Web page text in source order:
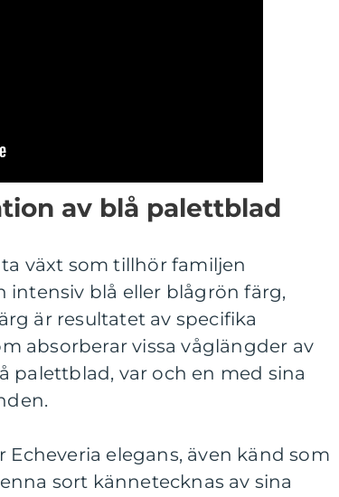
av blå palettblad
växt som tillhör familjen
intensiv blå eller blågrön färg,
är resultatet av specifika
absorberar vissa våglängder av
palettblad, var och en med sina
elegans, även känd som
sort kännetecknas av sina